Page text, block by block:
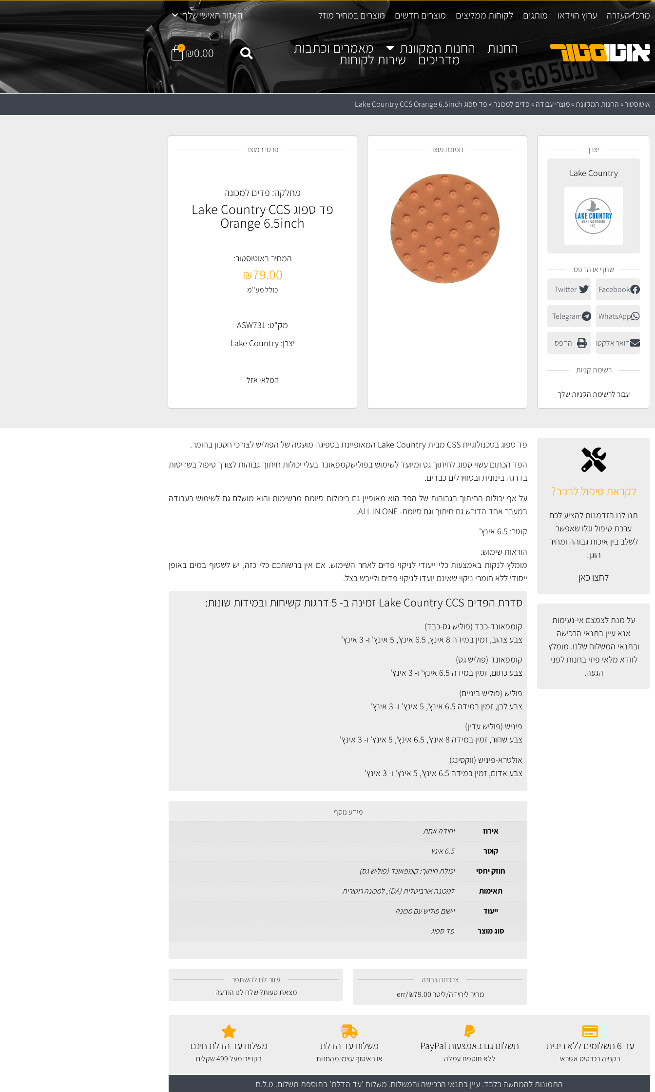
מרכז העזרה ערוץ הוידאו מותגים לקוחות ממליצים מוצרים חדשים מוצרים במחיר מוזל האזור האישי שלך
החנות החנות המקוונת מאמרים וכתבות
מדריכים שירות לקוחות ₪0.00
0
אוטוסטור»החנות המקוונת»מוצרי עבודה»פדים למכונה»פד ספוג Lake Country CCS Orange 6.5inch
יצרן
Lake Country
שתף או הדפס
Facebook
Twitter
WhatsApp
Telegram
דואר אלקטרוני הדפס
רשימת קניות
עבור לרשימת הקניות שלך
תמונת מוצר פרטי המוצר
מחלקה: פדים למכונה
פד ספוג Lake Country CCS
Orange 6.5inch
המחיר באוטוסטור:
₪79.00
כולל מע''מ
מק"ט: ASW731
יצרן:Lake Country
המלאי אזל
לקראת טיפול לרכב?
תנו לנו הזדמנות להציע לכם
ערכת טיפול וגלו שאפשר
לשלב בין איכות גבוהה ומחיר
הוגן!
לחצו כאן
על מנת לצמצם אי-נעימות
אנא עיין בתנאי הרכישה
ובתנאי המשלוח שלנו. מומלץ
לוודא מלאי פיזי בחנות לפני
הגעה.
פד ספוג בטכנולוגיית CSS מבית Lake Country המאופיינת בספיגה מועטה של הפוליש לצורכי חסכון בחומר.
הפד הכתום עשוי ספוג לחיתוך גס ומיועד לשימוש בפולישקמפאונד בעלי יכולות חיתוך גבוהות לצורך טיפול בשריטות
בדרגה בינונית ובסווירלים כבדים.
על אף יכולות החיתוך הגבוהות של הפד הוא מאופיין גם ביכולות סיומת מרשימות והוא מושלם גם לשימוש בעבודה
במעבר אחד הדורש גם חיתוך וגם סיומת- ALL IN ONE.
קוטר: 6.5 אינץ'
הוראות שימוש:
מומלץ לנקות באמצעות כלי ייעודי לניקוי פדים לאחר השימוש. אם אין ברשותכם כלי כזה, יש לשטוף במים באופן
ייסודי ללא חומרי ניקוי שאינם יועדו לניקוי פדים ולייבש בצל.
סדרת הפדים Lake Country CCS זמינה ב- 5 דרגות קשיחות ובמידות שונות:
קומפאונד-כבד (פוליש גס-כבד)
צבע צהוב, זמין במידה 8 אינץ , 6.5 אינץ' , 5 אינץ' ו- 3 אינץ'
קומפאונד (פוליש גס)
צבע כתום, זמין במידה 6.5 אינץ' ו- 3 אינץ'
פוליש (פוליש ביניים)
צבע לבן, זמין במידה 6.5 אינץ' , 5 אינץ' ו- 3 אינץ'
פיניש (פוליש עדין)
צבע שחור, זמין במידה 8 אינץ' , 6.5 אינץ' , 5 אינץ' ו- 3 אינץ'
אולטרא-פיניש (ווקסינג)
צבע אדום, זמין במידה 6.5 אינץ' , 5 אינץ' ו- 3 אינץ'
מידע נוסף
אירוז
יחידה אחת
קוטר
6.5 אינץ
חוזק יחסי
יכולת חיתוך: קומפאונד (פוליש גס)
תאימות
למכונה אורביטלית (DA), למכונה רוטורית
ייעוד
יישום פוליש עם מכונה
סוג מוצר
פד ספוג
צרכנות נבונה
מחיר ליחידה/ליטר
₪79.00
/err
עזור לנו להשתפר
מצאת טעות? שלח לנו הודעה
עד 6 תשלומים ללא ריבית
בקנייה בכרטיס אשראי
תשלום גם באמצעות PayPal
ללא תוספת עמלה
משלוח עד הדלת
או באיסוף עצמי מהחנות
משלוח עד הדלת חינם
בקנייה מעל 499 שקלים
התמונות להמחשה בלבד. עיין בתנאי הרכישה והמשלוח. משלוח 'עד הדלת' בתוספת תשלום. ט.ל.ח